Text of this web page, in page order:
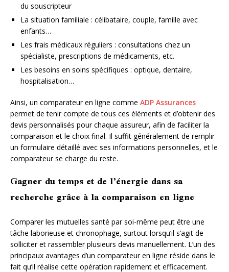
du souscripteur
La situation familiale : célibataire, couple, famille avec
enfants…
Les frais médicaux réguliers : consultations chez un
spécialiste, prescriptions de médicaments, etc.
Les besoins en soins spécifiques : optique, dentaire,
hospitalisation…
Ainsi, un comparateur en ligne comme ADP Assurances
permet de tenir compte de tous ces éléments et d’obtenir des
devis personnalisés pour chaque assureur, afin de faciliter la
comparaison et le choix final. Il suffit généralement de remplir
un formulaire détaillé avec ses informations personnelles, et le
comparateur se charge du reste.
Gagner du temps et de l’énergie dans sa
recherche grâce à la comparaison en ligne
Comparer les mutuelles santé par soi-même peut être une
tâche laborieuse et chronophage, surtout lorsqu’il s’agit de
solliciter et rassembler plusieurs devis manuellement. L’un des
principaux avantages d’un comparateur en ligne réside dans le
fait qu’il réalise cette opération rapidement et efficacement.